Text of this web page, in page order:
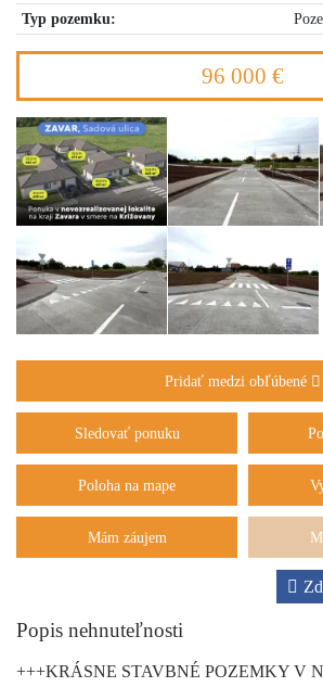
Typ pozemku:
96 000 €
Pridať medzi obľúbené
Sledovať ponuku
Poloha na mape
Mám záujem
Popis nehnuteľnosti
+++KRÁSNE STAVBNÉ POZEMKY V